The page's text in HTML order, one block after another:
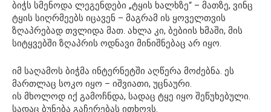
ბიჭს სმენოდა ლეგენდები „ტყის ხალხზე“ – მათზე, ვინც
ტყის სიღრმეებს იცავენ – მაგრამ ის ყოველთვის
ზღაპრებად თვლიდა მათ. ახლა კი, ბებიის ხმაში, მის
სიტყვებში ზღაპრის ოდნავი მინიშნებაც არ იყო.
იმ საღამოს ბიჭმა ინტერნეტში აღწერა მოძებნა. ეს
მართლაც სოკო იყო – იშვიათი, უცნაური.
ის მხოლოდ იქ გამოჩნდა, სადაც ტყე იყო შეწუხებული.
სადაც ბუნება გაჩერებას ითხოვს.